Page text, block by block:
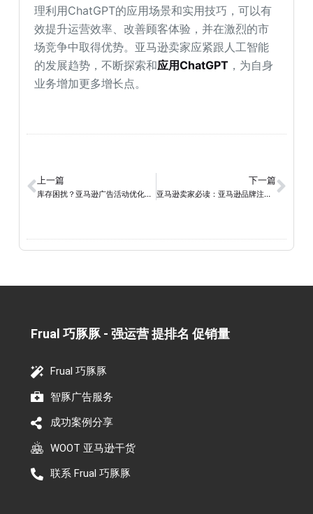
理利用ChatGPT的应用场景和实用技巧，可以有
效提升运营效率、改善顾客体验，并在激烈的市
场竞争中取得优势。亚马逊卖家应紧跟人工智能
的发展趋势，不断探索和应用ChatGPT ，为自身
业务增加更多增长点。
上一篇
库存困扰？亚马逊广告活动优化助您解决积压难题
下一篇
亚马逊卖家必读：亚马逊品牌注册后的账户角色与权益解析
Frual 巧豚豚 - 强运营 提排名 促销量​
Frual 巧豚豚
智豚广告服务
成功案例分享
WOOT 亚马逊干货
联系 Frual 巧豚豚